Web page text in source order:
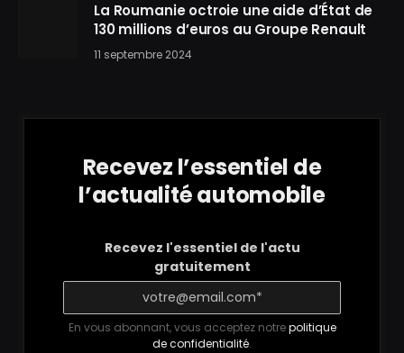
La Roumanie octroie une aide d’État de
130 millions d’euros au Groupe Renault
11 septembre 2024
Recevez l’essentiel de
l’actualité automobile
Recevez l'essentiel de l'actu
gratuitement
En vous abonnant, vous acceptez notrepolitique
de confidentialité.